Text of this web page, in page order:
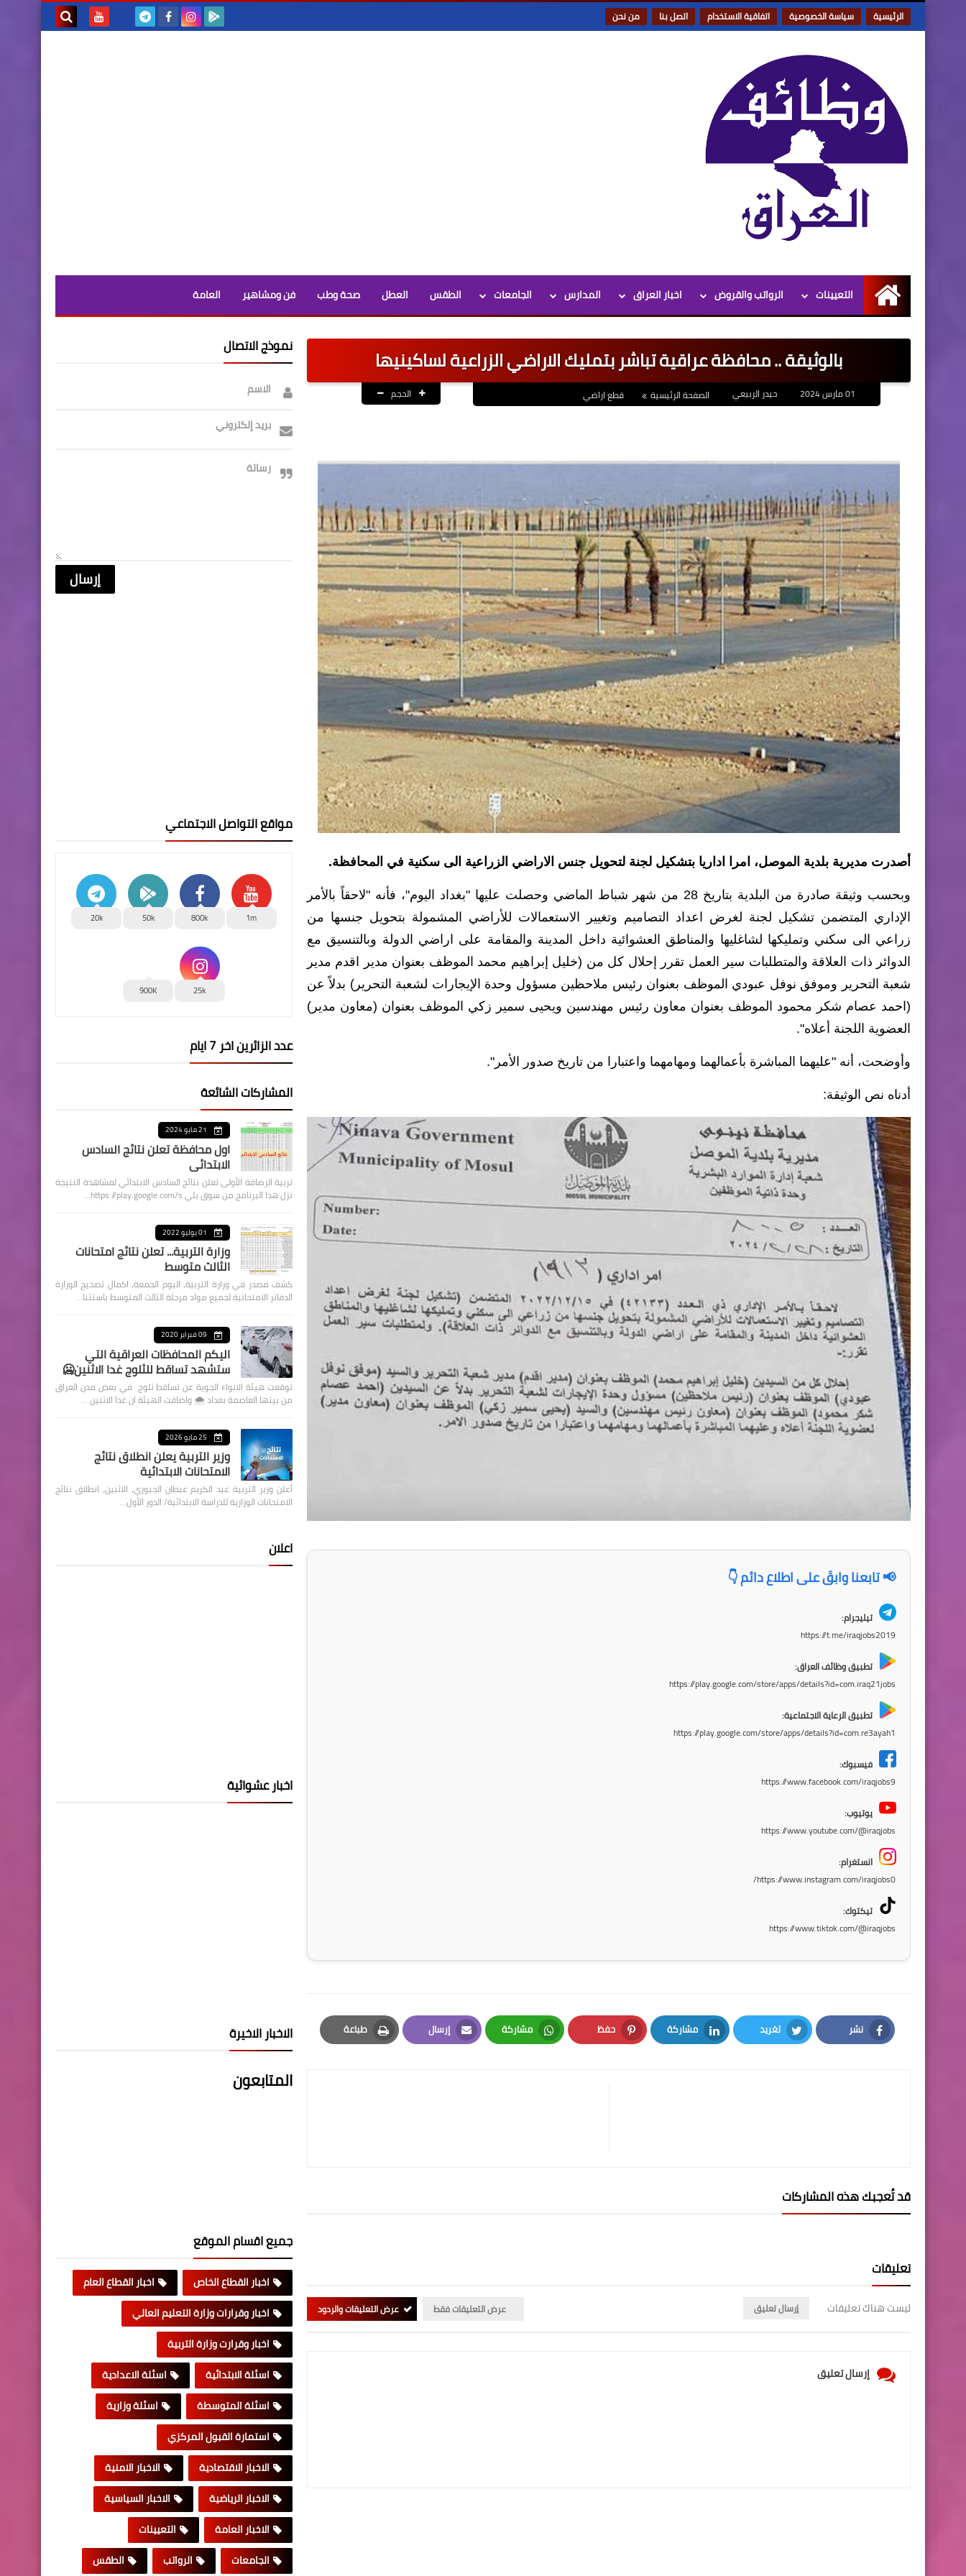
الرئيسية سياسة الخصوصية اتفاقية الاستخدام اتصل بنا من نحن
الرئيسية
التعيينات الرواتب والقروض اخبار العراق المدارس الجامعات الطقس العطل صحة وطب فن ومشاهير العامة
بالوثيقة .. محافظة عراقية تباشر بتمليك الاراضي الزراعية لساكينيها
حيدر الربيعي الصفحة الرئيسية قطع اراضي الحجم
أصدرت مديرية بلدية الموصل، امرا اداريا بتشكيل لجنة لتحويل جنس الاراضي الزراعية الى سكنية في المحافظة.
وبحسب وثيقة صادرة من البلدية بتاريخ 28 من شهر شباط الماضي وحصلت عليها "بغداد اليوم"، فأنه "لاحقاً بالأمر
الإداري المتضمن تشكيل لجنة لغرض اعداد التصاميم وتغيير الاستعمالات للأراضي المشمولة بتحويل جنسها من
زراعي الى سكني وتمليكها لشاغليها والمناطق العشوائية داخل المدينة والمقامة على اراضي الدولة وبالتنسيق مع
الدوائر ذات العلاقة والمتطلبات سير العمل تقرر إحلال كل من (خليل إبراهيم محمد الموظف بعنوان مدير اقدم مدير
شعبة التحرير وموفق نوفل عبودي الموظف بعنوان رئيس ملاحظين مسؤول وحدة الإيجارات لشعبة التحرير) بدلاً عن
(احمد عصام شكر محمود الموظف بعنوان معاون رئيس مهندسين ويحيى سمير زكي الموظف بعنوان (معاون مدیر)
العضوية اللجنة أعلاه".
وأوضحت، أنه "عليهما المباشرة بأعمالهما ومهامهما واعتبارا من تاريخ صدور الأمر".
أدناه نص الوثيقة:
📢 تابعنا وابقَ على اطلاع دائم 👇
تيليجرام:
https://t.me/iraqjobs2019
تطبيق وظائف العراق:
https://play.google.com/store/apps/details?id=com.iraq21jobs
تطبيق الرعاية الاجتماعية:
https://play.google.com/store/apps/details?id=com.re3ayah1
فيسبوك:
https://www.facebook.com/iraqjobs9
يوتيوب:
https://www.youtube.com/@iraqjobs
انستغرام:
https://www.instagram.com/iraqjobs0/
تيكتوك:
https://www.tiktok.com/@iraqjobs
نشر
Facebook
تغريد
Twitter
مشاركة
LinkedIn
حفظ
Pinterest
مشاركة
Whatsapp
إرسال
Email
طباعة
Print
قد تُعجبك هذه المشاركات
تعليقات
ليست هناك تعليقات إرسال تعليق عرض التعليقات فقط عرض التعليقات والردود
إرسال تعليق
نموذج الاتصال
الاسم
بريد إلكتروني
رسالة
مواقع التواصل الاجتماعي
1m
800k
50k
20k
25k
900K
عدد الزائرين اخر 7 ايام
المشاركات الشائعة
21 مايو 2024
اول محافظة تعلن نتائج السادس
الابتدائي
تربية الرصافة الأولى تعلن نتائج السادس الابتدائي لمشاهدة النتيجة
نزل هذا البرنامج من سوق بلي https://play.google.com/s…
01 يوليو 2022
وزارة التربية... تعلن نتائج امتحانات
الثالث متوسط
كشف مصدر في وزارة التربية، اليوم الجمعة، اكمال تصحيح الوزارة
الدفاتر الامتحانية لجميع مواد مرحلة الثالث المتوسط باستثنا…
09 فبراير 2020
اليكم المحافظات العراقية التي
ستشهد تساقط للثلوج غدا الاثنين🥶
توقعت هيئة الانواء الجوية عن تساقط ثلوج في بعض مدن العراق
من بينها العاصمة بغداد ⁦🌨️⁩ واضافت الهيئة ان غدا الاثنين …
25 مايو 2026
وزير التربية يعلن انطلاق نتائج
الامتحانات الابتدائية
أعلن وزير التربية عبد الكريم عبطان الجبوري، الاثنين، انطلاق نتائج
الامتحانات الوزارية للدراسة الابتدائية/ الدور الأول…
اعلان
اخبار عشوائية
الاخبار الاخيرة
المتابعون
جميع اقسام الموقع
اخبار القطاع الخاص
اخبار القطاع العام
اخبار وقرارات وزارة التعليم العالي
اخبار وقرارت وزارة التربية
اسئلة الابتدائية
اسئلة الاعدادية
اسئلة المتوسطة
اسئلة وزارية
استمارة القبول المركزي
الاخبار الاقتصادية
الاخبار الامنية
الاخبار الرياضية
الاخبار السياسية
الاخبار العامة
التعيينات
الجامعات
الرواتب الطقس